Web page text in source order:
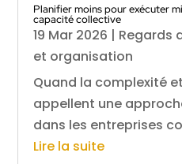
Planifier moins pour exécuter
capacité collective
19 Mar 2026 | Regards
et organisation
Quand la complexité
appellent une
dans les entreprises
Lire la suite